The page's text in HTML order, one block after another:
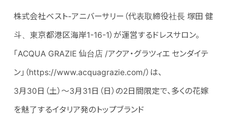
株式会社ベスト-アニバーサリー（代表取締役社長 塚田 健
斗、東京都港区海岸1-16-1）が運営するドレスサロン。
「ACQUA GRAZIE 仙台店 /アクア・グラツィエ センダイテ
ン」（https://www.acquagrazie.com/）は、
3月30日（土）～3月31日（日）の2日間限定で、多くの花嫁
を魅了するイタリア発のトップブランド